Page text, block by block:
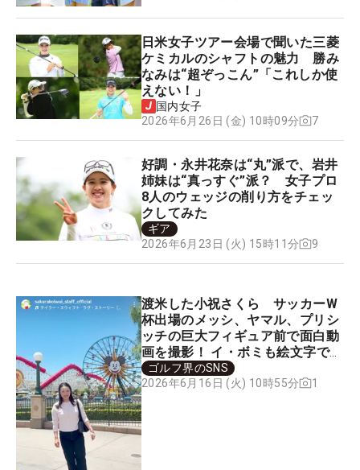
日米女子ツアー会場で聞いた三菱
ケミカルのシャフトの魅力 勝み
なみは“超ぞっこん”「これしか使
えない！」
国内女子
2026年6月26日 (金) 10時09分
7
好調・永井花奈は“丸”派で、岩井
姉妹は“真っすぐ”派？ 女子プロ
8人のウェッジの削り方をチェッ
クしてみた
ギア
2026年6月23日 (火) 15時11分
9
渡米した小祝さくら サッカーW
杯出場のメッシ、ヤマル、プリシ
ッチの巨大フィギュア前で面白動
画を撮影！ イ・ボミも絵文字で反
応ゴルフ界のSNS
2026年6月16日 (火) 10時55分
1